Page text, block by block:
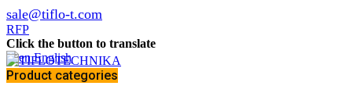
sale@tiflo-t.com
RFP
Click the button to translate
English
Product categories